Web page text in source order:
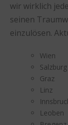
wir wirklich
seinen
einzulösen.
Wien
Salzburg
Graz
Linz
Leoben